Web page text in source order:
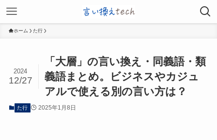
ホーム た行
「大層」の言い換え・同義語・類
義語まとめ。ビジネスやカジュ
アルで使える別の言い方は？
2024
12/27
た行 2025年1月8日